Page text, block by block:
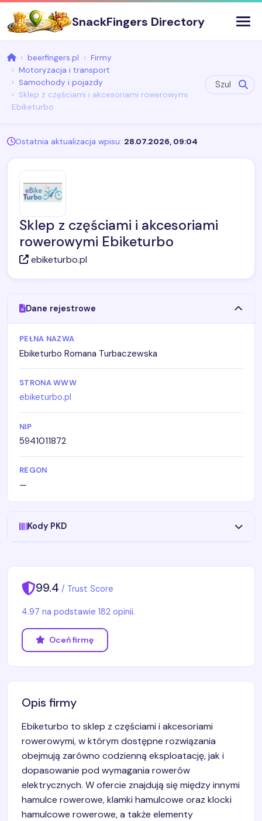
SnackFingers Directory
beerfingers.pl
Firmy
Motoryzacja i transport
Samochody i pojazdy
Sklep z częściami i akcesoriami rowerowymi
Ebiketurbo
Ostatnia aktualizacja wpisu: 28.07.2026, 09:04
Sklep z częściami i akcesoriami
rowerowymi Ebiketurbo
ebiketurbo.pl
Dane rejestrowe
PEŁNA NAZWA
Ebiketurbo Romana Turbaczewska
STRONA WWW
ebiketurbo.pl
NIP
5941011872
REGON
—
Kody PKD
99.4 / Trust Score
4.97 na podstawie 182 opinii.
Oceń firmę
Opis firmy
Ebiketurbo to sklep z częściami i akcesoriami
rowerowymi, w którym dostępne rozwiązania
obejmują zarówno codzienną eksploatację, jak i
dopasowanie pod wymagania rowerów
elektrycznych. W ofercie znajdują się między innymi
hamulce rowerowe, klamki hamulcowe oraz klocki
hamulcowe rowerowe, a także elementy